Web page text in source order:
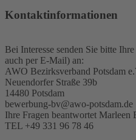
Kontaktinformationen
Bei Interesse senden Sie bitte
auch per E-Mail) an:
AWO Bezirksverband Potsdam
Neuendorfer Straße 39b
14480 Potsdam
bewerbung-bv@awo-potsdam.de
Ihre Fragen beantwortet Marleen
TEL +49 331 96 78 46